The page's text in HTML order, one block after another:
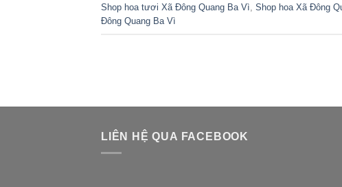
Shop hoa tươi Xã Đông Quang Ba Vì, Shop hoa Xã Đông
Đông Quang Ba Vì
LIÊN HỆ QUA FACEBOOK